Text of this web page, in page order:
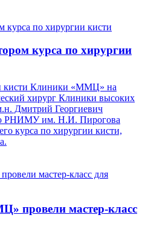
курса по хирургии
кисти Клиники «ММЦ» на
хирург Клиники высоких
Дмитрий Георгиевич
РНИМУ им. Н.И. Пирогова
курса по хирургии кисти,
провели мастер-класс